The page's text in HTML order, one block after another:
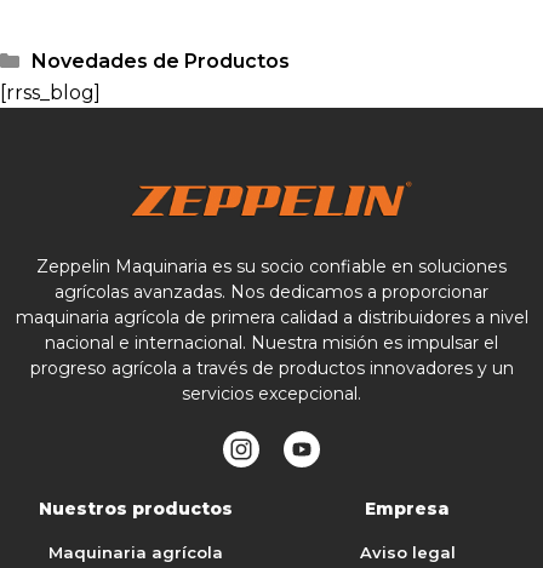
Novedades de Productos
[rrss_blog]
Zeppelin Maquinaria es su socio confiable en soluciones
agrícolas avanzadas. Nos dedicamos a proporcionar
maquinaria agrícola de primera calidad a distribuidores a nivel
nacional e internacional. Nuestra misión es impulsar el
progreso agrícola a través de productos innovadores y un
servicios excepcional.
Nuestros productos
Maquinaria agrícola
Empresa
Aviso legal